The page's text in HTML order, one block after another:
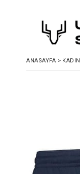
ANASAYFA > KADIN